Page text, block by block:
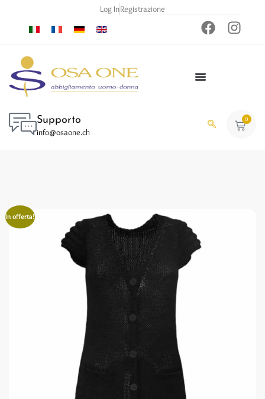
Log InRegistrazione
Supporto
info@osaone.ch
0
In offerta!